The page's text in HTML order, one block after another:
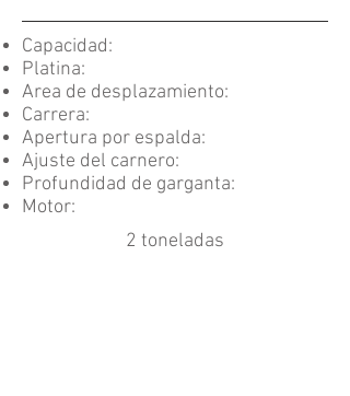
Capacidad:
Platina:
Area de desplazamiento:
Carrera:
Apertura por espalda:
Ajuste del carnero:
Profundidad de garganta:
Motor:
2 toneladas